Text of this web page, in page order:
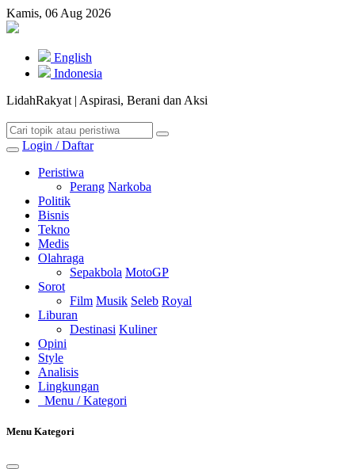
Kamis, 06 Aug 2026
English
Indonesia
LidahRakyat | Aspirasi, Berani dan Aksi
Login / Daftar
Peristiwa
Perang Narkoba
Politik
Bisnis
Tekno
Medis
Olahraga
Sepakbola MotoGP
Sorot
Film Musik Seleb Royal
Liburan
Destinasi Kuliner
Opini
Style
Analisis
Lingkungan
Menu / Kategori
Menu Kategori